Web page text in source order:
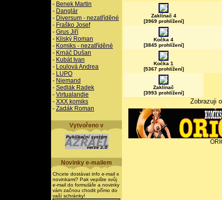
- Benek Martin
- Danglár
- Diversum - nezatříděné
- Fraško Josef
- Grus Jiří
- Kliský Roman
- Komiks - nezatříděné
- Krnáč Dušan
- Kubát Ivan
- Loulová Andrea
- LUPO
- Niemand
- Sedlák Radek
- Virtualandie
- XXX komiks
- Zadák Roman
Vytvořeno v
Novinky e-mailem
Chcete dostávat info e-mail s
novinkami? Pak vepište svůj
e-mail do formuláře a novinky
vám začnou chodit přímo do
vaší schránky!
Zaklínač 4
[3969 prohlížení]
Kočka 4
[3845 prohlížení]
Kočka 1
[5367 prohlížení]
Zaklínač
[3993 prohlížení]
Zobrazuji